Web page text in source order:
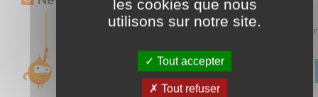
Gardez un œil sur toutes nos offres en vous inscrivant à
Votre adresse ne sera jamais communiquée à des tiers.
les cookies que nous
utilisons sur notre site.
Tout accepter
Tout refuser